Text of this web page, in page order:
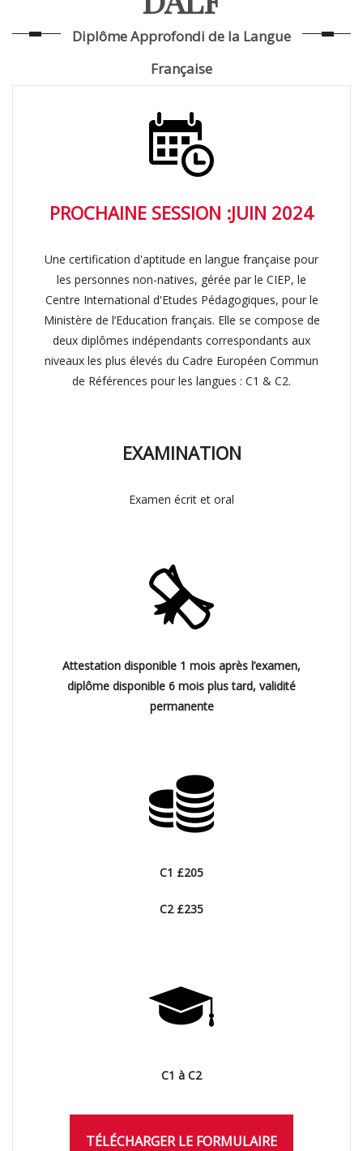
Diplôme Approfondi de la Langue
Française
PROCHAINE SESSION :JUIN 2024
Une certification d'aptitude en langue française pour
les personnes non-natives, gérée par le CIEP, le
Centre International d'Etudes Pédagogiques, pour le
Ministère de l’Education français. Elle se compose de
deux diplômes indépendants correspondants aux
niveaux les plus élevés du Cadre Européen Commun
de Références pour les langues : C1 & C2.
EXAMINATION
Examen écrit et oral
Attestation disponible 1 mois après l’examen,
diplôme disponible 6 mois plus tard, validité
permanente
C1 £205
C2 £235
C1 à C2
TÉLÉCHARGER LE FORMULAIRE